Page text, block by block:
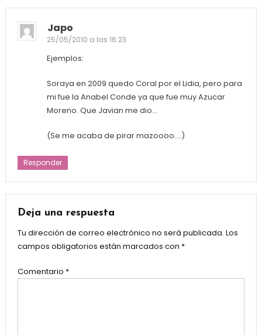
Japo
25/05/2010 a las 16:23
Ejemplos:
Soraya en 2009 quedo Coral por el Lidia, pero para
mi fue la Anabel Conde ya que fue muy Azucar
Moreno. Que Javian me dio…
(Se me acaba de pirar mazoooo….)
Responder
Deja una respuesta
Tu dirección de correo electrónico no será publicada. Los
campos obligatorios están marcados con *
Comentario *